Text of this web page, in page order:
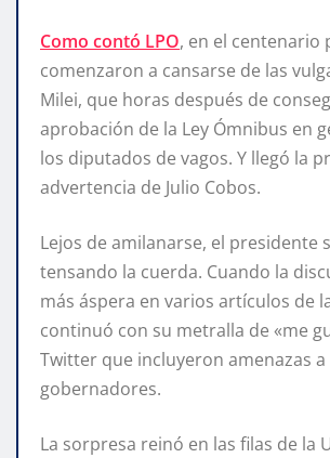
Como contó LPO, en el centenario
comenzaron a cansarse de las
Milei, que horas después de
aprobación de la Ley Ómnibus en
los diputados de vagos. Y llegó la
advertencia de Julio Cobos.
Lejos de amilanarse, el presidente
tensando la cuerda. Cuando la
más áspera en varios artículos de
continuó con su metralla de «me
Twitter que incluyeron amenazas a
gobernadores.
La sorpresa reinó en las filas de la